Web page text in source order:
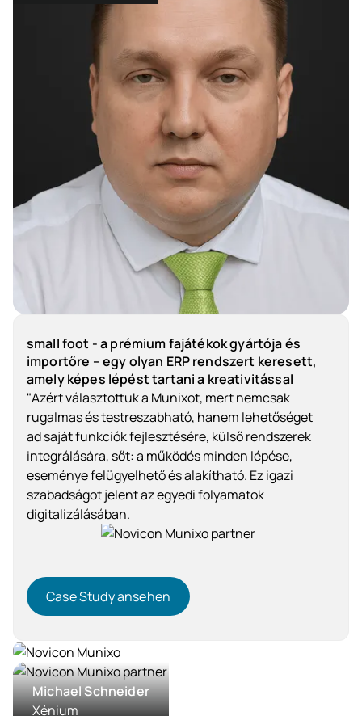
small foot - a prémium fajátékok gyártója és
importőre – egy olyan ERP rendszert keresett,
amely képes lépést tartani a kreativitással
"Azért választottuk a Munixot, mert nemcsak
rugalmas és testreszabható, hanem lehetőséget
ad saját funkciók fejlesztésére, külső rendszerek
integrálására, sőt: a működés minden lépése,
eseménye felügyelhető és alakítható. Ez igazi
szabadságot jelent az egyedi folyamatok
digitalizálásában.
Case Study ansehen
Kereskedelem
Michael Schneider
Xénium